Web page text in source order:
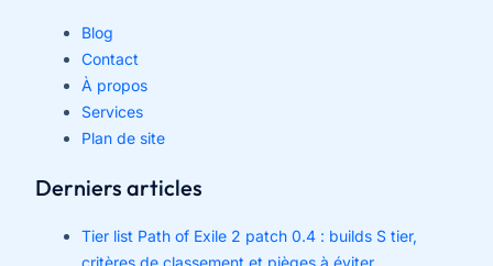
Blog
Contact
À propos
Services
Plan de site
Derniers articles
Tier list Path of Exile 2 patch 0.4 : builds S tier,